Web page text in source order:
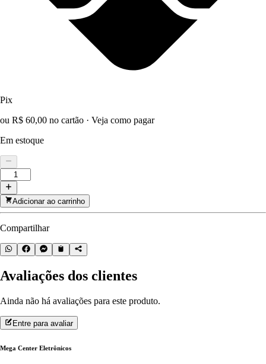
Pix
ou R$ 60,00 no cartão · Veja como pagar
Em estoque
Adicionar ao carrinho
Compartilhar
Avaliações dos clientes
Ainda não há avaliações para este produto.
Entre para avaliar
Mega Center Eletrônicos